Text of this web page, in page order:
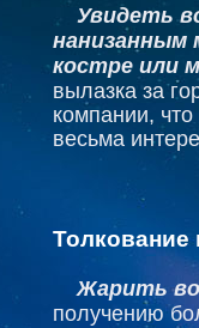
Увидеть
нанизанным
костре или
вылазка за
компании,
весьма
Толкование
Жарить во
получению